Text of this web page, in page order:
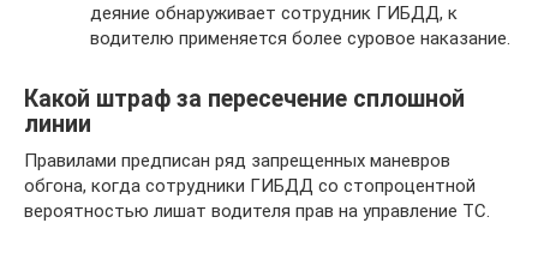
деяние обнаруживает сотрудник ГИБДД, к
водителю применяется более суровое наказание.
Какой штраф за пересечение сплошной
линии
Правилами предписан ряд запрещенных маневров
обгона, когда сотрудники ГИБДД со стопроцентной
вероятностью лишат водителя прав на управление ТС.